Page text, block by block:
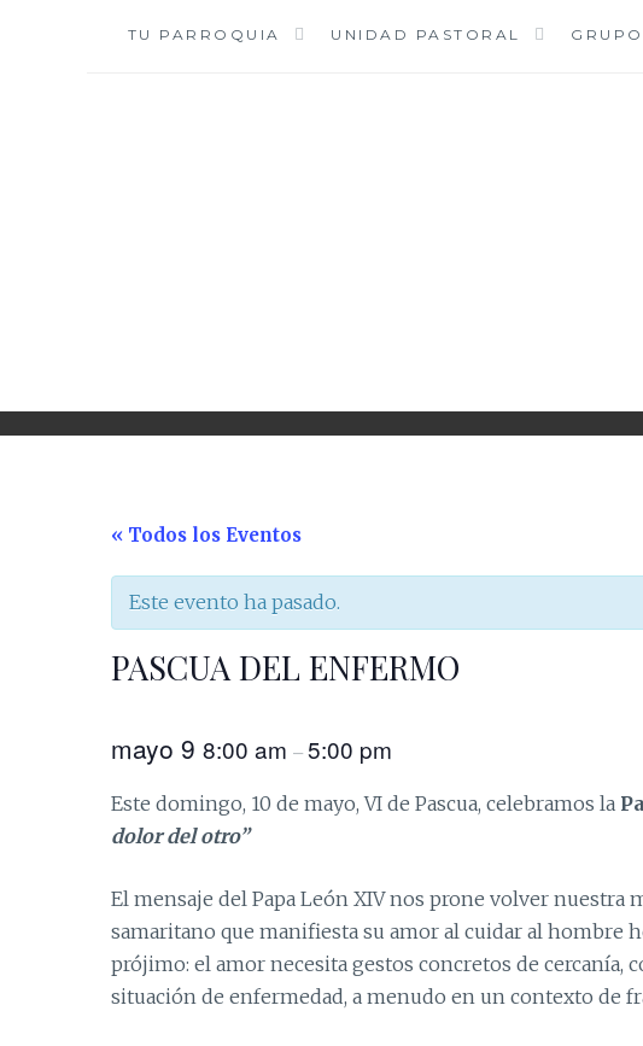
TU PARROQUIA UNIDAD PASTORAL
« Todos los Eventos
Este evento ha pasado.
PASCUA DEL ENFERMO
mayo 9 8:00 am –5:00 pm
Este domingo, 10 de mayo, VI de Pascua, celebramos la
dolor del otro”
El mensaje del Papa León XIV nos prone volver
samaritano que manifiesta su amor al cuidar al hombre
prójimo: el amor necesita gestos concretos de cercanía,
situación de enfermedad, a menudo en un contexto de